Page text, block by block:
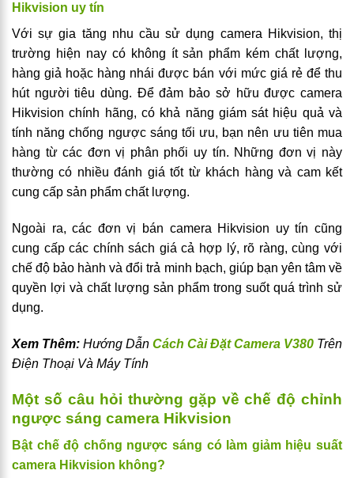
Hikvision uy tín
Với sự gia tăng nhu cầu sử dụng camera Hikvision, thị
trường hiện nay có không ít sản phẩm kém chất lượng,
hàng giả hoặc hàng nhái được bán với mức giá rẻ để thu
hút người tiêu dùng. Để đảm bảo sở hữu được camera
Hikvision chính hãng, có khả năng giám sát hiệu quả và
tính năng chống ngược sáng tối ưu, bạn nên ưu tiên mua
hàng từ các đơn vị phân phối uy tín. Những đơn vị này
thường có nhiều đánh giá tốt từ khách hàng và cam kết
cung cấp sản phẩm chất lượng.
Ngoài ra, các đơn vị bán camera Hikvision uy tín cũng
cung cấp các chính sách giá cả hợp lý, rõ ràng, cùng với
chế độ bảo hành và đổi trả minh bạch, giúp bạn yên tâm về
quyền lợi và chất lượng sản phẩm trong suốt quá trình sử
dụng.
Xem Thêm: Hướng Dẫn Cách Cài Đặt Camera V380 Trên
Điện Thoại Và Máy Tính
Một số câu hỏi thường gặp về chế độ chỉnh
ngược sáng camera Hikvision
Bật chế độ chống ngược sáng có làm giảm hiệu suất
camera Hikvision không?